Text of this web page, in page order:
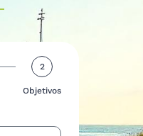
2
Objetivos